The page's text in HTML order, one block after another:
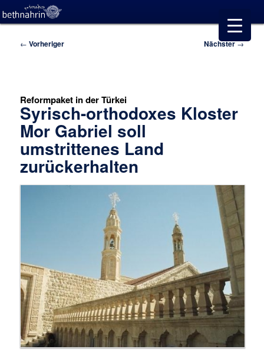
Beitragsnavigation
← Vorheriger Nächster→
Reformpaket in der Türkei
Syrisch-orthodoxes Kloster
Mor Gabriel soll
umstrittenes Land
zurückerhalten